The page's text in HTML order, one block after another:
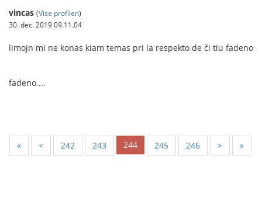
vincas (Vise profilen)
30. dec. 2019 09.11.04
limojn mi ne konas kiam temas pri la respekto de či tiu fadeno
fadeno....
« < 242 243 244 245 246 > »